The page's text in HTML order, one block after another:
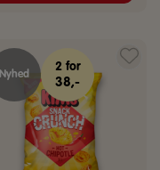
Nyhed
2 for
38,-